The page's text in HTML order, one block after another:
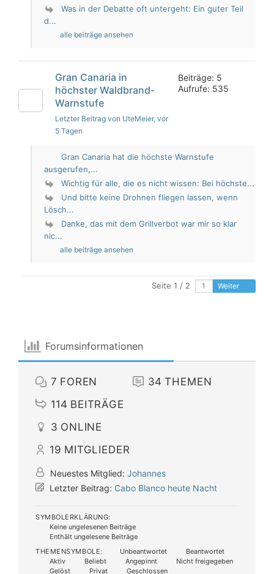
Was in der Debatte oft untergeht: Ein guter Teil
d...
alle beiträge ansehen
Gran Canaria in
höchster Waldbrand-
Warnstufe
Letzter Beitrag von UteMeier, vor
5 Tagen
Beiträge: 5
Aufrufe: 535
Gran Canaria hat die höchste Warnstufe
ausgerufen,...
Wichtig für alle, die es nicht wissen: Bei höchste...
Und bitte keine Drohnen fliegen lassen, wenn
Lösch...
Danke, das mit dem Grillverbot war mir so klar
nic...
alle beiträge ansehen
Seite 1 / 2 Weiter
Forumsinformationen
7 FOREN 34 THEMEN
114 BEITRÄGE
3 ONLINE
19 MITGLIEDER
Neuestes Mitglied: Johannes
Letzter Beitrag: Cabo Blanco heute Nacht
SYMBOLERKLÄRUNG:
Keine ungelesenen Beiträge
Enthält ungelesene Beiträge
THEMENSYMBOLE:
Unbeantwortet
Beantwortet
Aktiv
Beliebt Angepinnt
Nicht freigegeben
Gelöst
Privat Geschlossen